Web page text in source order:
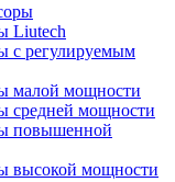
Liutech
с регулируемым
малой мощности
средней мощности
повышенной
высокой мощности